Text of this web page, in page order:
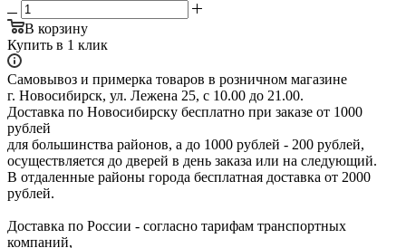
В корзину
Купить в 1 клик
Самовывоз и примерка товаров в розничном магазине
г. Новосибирск, ул. Лежена 25, с 10.00 до 21.00.
Доставка по Новосибирску бесплатно при заказе от 1000
рублей
для большинства районов, а до 1000 рублей - 200 рублей,
осуществляется до дверей в день заказа или на следующий.
В отдаленные районы города бесплатная доставка от 2000
рублей.
Доставка по России - согласно тарифам транспортных
компаний,